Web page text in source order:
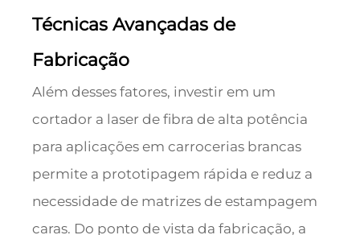
Técnicas Avançadas de
Fabricação
Além desses fatores, investir em um
cortador a laser de fibra de alta potência
para aplicações em carrocerias brancas
permite a prototipagem rápida e reduz a
necessidade de matrizes de estampagem
caras. Do ponto de vista da fabricação, a